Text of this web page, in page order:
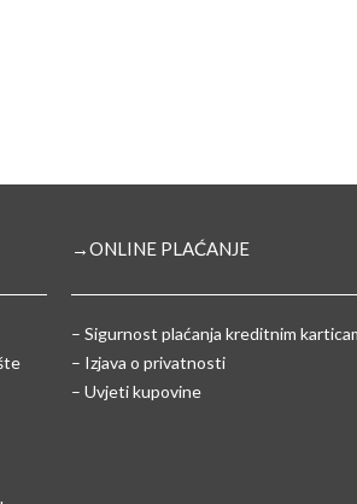
→ONLINE PLAĆANJE
– Sigurnost plaćanja kreditnim
– Izjava o privatnosti
– Uvjeti kupovine